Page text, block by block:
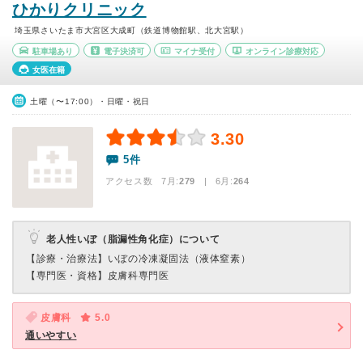
ひかりクリニック
埼玉県さいたま市大宮区大成町（鉄道博物館駅、北大宮駅）
駐車場あり 電子決済可 マイナ受付 オンライン診療対応
女医在籍
土曜（〜17:00）・日曜・祝日
3.30
5件
アクセス数 7月:279 | 6月:264
老人性いぼ（脂漏性角化症）について
【診療・治療法】 いぼの冷凍凝固法（液体窒素）
【専門医・資格】 皮膚科専門医
皮膚科
5.0
通いやすい